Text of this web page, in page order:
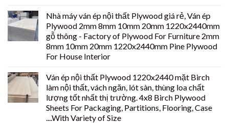
Nhà máy ván ép nội thất Plywood giá rẻ, Ván ép
Plywood 2mm 8mm 10mm 20mm 1220x2440mm
gỗ thông - Factory of Plywood For Furniture 2mm
8mm 10mm 20mm 1220x2440mm Pine Plywood
For House Interior
Ván ép nội thất Plywood 1220x2440 mặt Birch
làm nội thất, vách ngăn, lót sàn, thùng loa chất
lượng tốt nhất thị trường. 4x8 Birch Plywood
Sheets For Packaging, Partitions, Flooring, Case
....With Variety of Size